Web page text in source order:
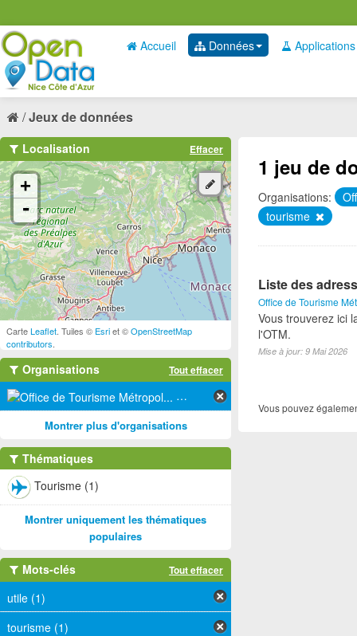
Accueil Données Applications
Jeux de données
1 jeu de
Organisations:
tourisme
Liste des
Office de Tourisme
Vous trouverez ici
l'OTM.
Mise à jour: 9 Mai 2026
Vous pouvez
Localisation Effacer
+
-
CarteLeaflet . Tuiles © Esriet ©OpenStreetMap
contributors
Organisations Tout effacer
Office de Tourisme Métropol... (1)
Montrer plus d'organisations
Thématiques
Tourisme (1)
Montrer uniquement les thématiques
populaires
Mots-clés Tout effacer
utile (1)
tourisme (1)